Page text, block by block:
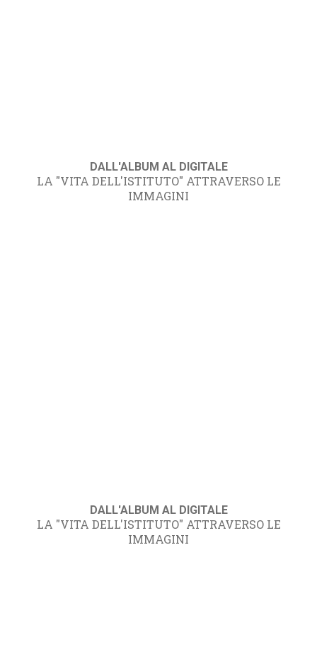
DALL'ALBUM AL DIGITALE
LA "VITA DELL'ISTITUTO" ATTRAVERSO LE
IMMAGINI
DALL'ALBUM AL DIGITALE
LA "VITA DELL'ISTITUTO" ATTRAVERSO LE
IMMAGINI